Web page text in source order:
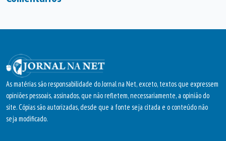
As matérias são responsabilidade do Jornal na Net, exceto, textos que expressem
opiniões pessoais, assinados, que não refletem, necessariamente, a opinião do
site. Cópias são autorizadas, desde que a fonte seja citada e o conteúdo não
seja modificado.